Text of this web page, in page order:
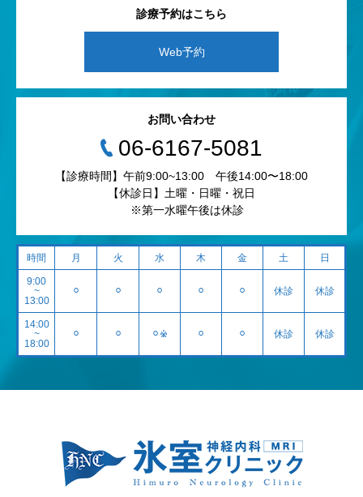
診療予約はこちら
Web予約
お問い合わせ
‭06-6167-5081‬
【診療時間】午前9:00~13:00 午後14:00〜18:00
【休診日】土曜・日曜・祝日
※第一水曜午後は休診
時間 月 火 水 木 金 土 日
9:00
~
13:00
⚪︎ ⚪︎ ⚪︎ ⚪︎ ⚪︎ 休診 休診
14:00
~
18:00
⚪︎ ⚪︎ ⚪︎※ ⚪︎ ⚪︎ 休診 休診